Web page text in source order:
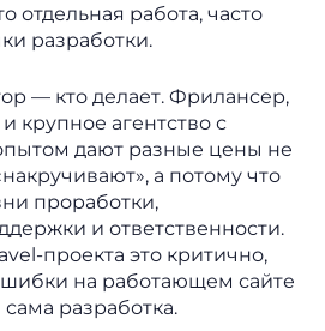
отдельная работа, часто
разработки.
— кто делает. Фрилансер,
крупное агентство с
дают разные цены не
а потому что
проработки,
и ответственности.
проекта это критично,
на работающем сайте
разработка.